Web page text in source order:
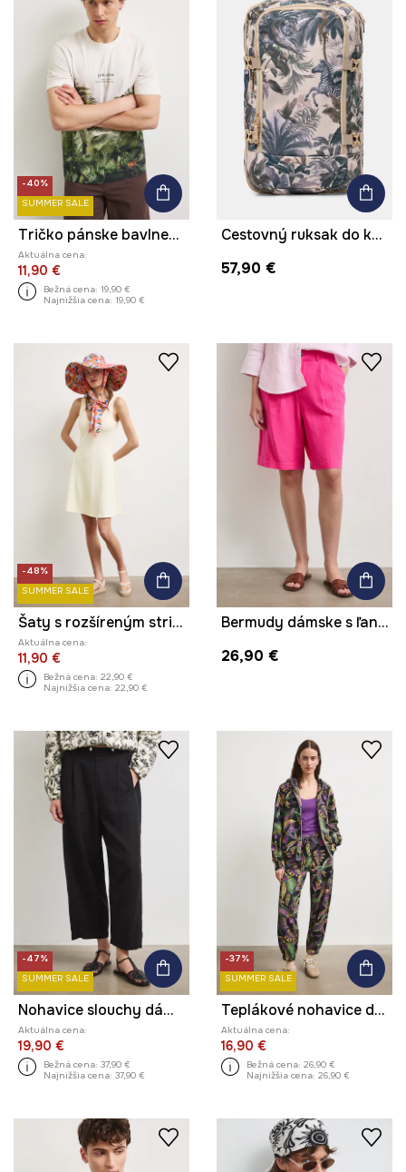
-40%
SUMMER SALE
Tričko pánske bavlnené s motívom zeleniny
Aktuálna cena:
11,90 €
Bežná cena: 19,90 €
Najnižšia cena: 19,90 €
Cestovný ruksak do kabíny so zvieracím motívom
57,90 €
-48%
SUMMER SALE
Šaty s rozšíreným strihom
Aktuálna cena:
11,90 €
Bežná cena: 22,90 €
Najnižšia cena: 22,90 €
Bermudy dámske s ľanom hladké
26,90 €
-47%
SUMMER SALE
Nohavice slouchy dámske s ľanom
Aktuálna cena:
19,90 €
Bežná cena: 37,90 €
Najnižšia cena: 37,90 €
-37%
SUMMER SALE
Teplákové nohavice dámske s motívom zeleniny
Aktuálna cena:
16,90 €
Bežná cena: 26,90 €
Najnižšia cena: 26,90 €